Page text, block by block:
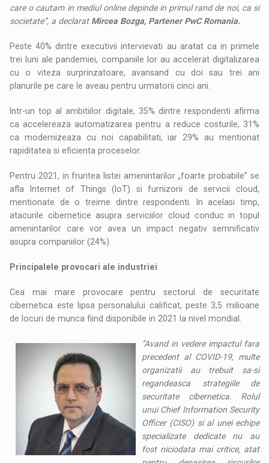
care o cautam in mediul online depinde in primul rand de noi, ca si
societate”, a declarat Mircea Bozga, Partener PwC Romania.
Peste 40% dintre executivii intervievati au aratat ca in primele
trei luni ale pandemiei, companiile lor au accelerat digitalizarea
cu o viteza surprinzatoare, avansand cu doi sau trei ani
planurile pe care le aveau pentru urmatorii cinci ani.
Intr-un top al ambitiilor digitale, 35% dintre respondenti afirma
ca accelereaza automatizarea pentru a reduce costurile, 31%
ca modernizeaza cu noi capabilitati, iar 29% au mentionat
rapiditatea si eficienta proceselor.
Pentru 2021, in fruntea listei amenintarilor „foarte probabile” se
afla Internet of Things (IoT) si furnizorii de servicii cloud,
mentionate de o treime dintre respondenti. In acelasi timp,
atacurile cibernetice asupra serviciilor cloud conduc in topul
amenintarilor care vor avea un impact negativ semnificativ
asupra companiilor (24%).
Principalele provocari ale industriei
Cea mai mare provocare pentru sectorul de securitate
cibernetica este lipsa personalului calificat, peste 3,5 milioane
de locuri de munca fiind disponibile in 2021 la nivel mondial.
”Avand in vedere impactul fara
precedent al COVID-19, multe
organizatii au trebuit sa-si
regandeasca strategiile de
securitate cibernetica. Rolul
unui Chief Information Security
Officer (CISO) si al unei echipe
specializate dedicate nu au
fost niciodata mai critice, atat